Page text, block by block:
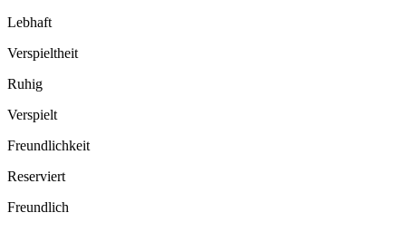
Lebhaft
Verspieltheit
Ruhig
Verspielt
Freundlichkeit
Reserviert
Freundlich